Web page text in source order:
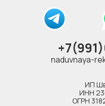
ИП
ИНН
ОГРН
naduvnaya-